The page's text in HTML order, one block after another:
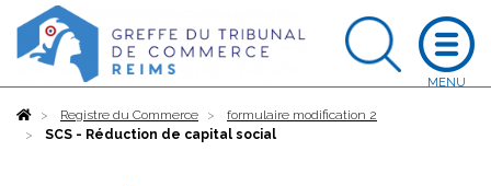
AccueilRegistre du Commerce
formulaire modification 2
SCS - Réduction de capital social